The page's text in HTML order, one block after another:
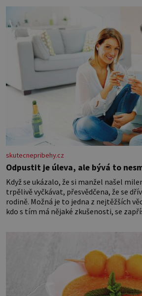
koloběžce a den zakončit poznáváním
Losinách nebo v termálním
skutecnepribehy.cz
Odpustit je úleva, ale bývá to
Když se ukázalo, že si manžel našel
trpělivě vyčkávat, přesvědčena, že se
rodině. Možná je to jedna z nejtěžších
kdo s tím má nějaké zkušenosti, se